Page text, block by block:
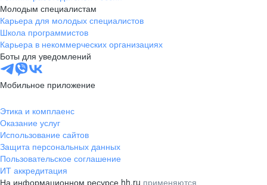
Молодым специалистам
Карьера для молодых специалистов
Школа программистов
Карьера в некоммерческих организациях
Боты для уведомлений
Мобильное приложение
Этика и комплаенс
Оказание услуг
Использование сайтов
Защита персональных данных
Пользовательское соглашение
ИТ аккредитация
На информационном ресурсе hh.ru применяются